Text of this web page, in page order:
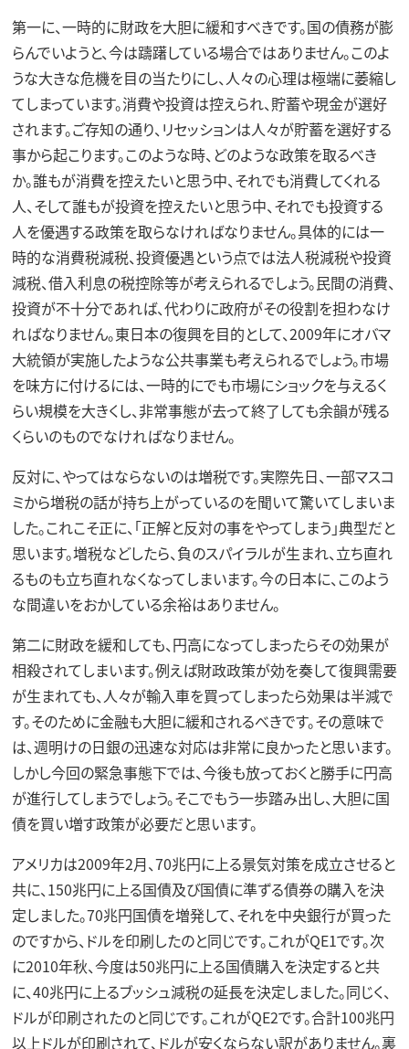
第一に、一時的に財政を大胆に緩和すべきです。国の債務が膨
らんでいようと、今は躊躇している場合ではありません。このよ
うな大きな危機を目の当たりにし、人々の心理は極端に萎縮し
てしまっています。消費や投資は控えられ、貯蓄や現金が選好
されます。ご存知の通り、リセッションは人々が貯蓄を選好する
事から起こります。このような時、どのような政策を取るべき
か。誰もが消費を控えたいと思う中、それでも消費してくれる
人、そして誰もが投資を控えたいと思う中、それでも投資する
人を優遇する政策を取らなければなりません。具体的には一
時的な消費税減税、投資優遇という点では法人税減税や投資
減税、借入利息の税控除等が考えられるでしょう。民間の消費、
投資が不十分であれば、代わりに政府がその役割を担わなけ
ればなりません。東日本の復興を目的として、2009年にオバマ
大統領が実施したような公共事業も考えられるでしょう。市場
を味方に付けるには、一時的にでも市場にショックを与えるく
らい規模を大きくし、非常事態が去って終了しても余韻が残る
くらいのものでなければなりません。
反対に、やってはならないのは増税です。実際先日、一部マスコ
ミから増税の話が持ち上がっているのを聞いて驚いてしまいま
した。これこそ正に、「正解と反対の事をやってしまう」典型だと
思います。増税などしたら、負のスパイラルが生まれ、立ち直れ
るものも立ち直れなくなってしまいます。今の日本に、このよう
な間違いをおかしている余裕はありません。
第二に財政を緩和しても、円高になってしまったらその効果が
相殺されてしまいます。例えば財政政策が効を奏して復興需要
が生まれても、人々が輸入車を買ってしまったら効果は半減で
す。そのために金融も大胆に緩和されるべきです。その意味で
は、週明けの日銀の迅速な対応は非常に良かったと思います。
しかし今回の緊急事態下では、今後も放っておくと勝手に円高
が進行してしまうでしょう。そこでもう一歩踏み出し、大胆に国
債を買い増す政策が必要だと思います。
アメリカは2009年2月、70兆円に上る景気対策を成立させると
共に、150兆円に上る国債及び国債に準ずる債券の購入を決
定しました。70兆円国債を増発して、それを中央銀行が買った
のですから、ドルを印刷したのと同じです。これがQE1です。次
に2010年秋、今度は50兆円に上る国債購入を決定すると共
に、40兆円に上るブッシュ減税の延長を決定しました。同じく、
ドルが印刷されたのと同じです。これがQE2です。合計100兆円
以上ドルが印刷されて、ドルが安くならない訳がありません。裏